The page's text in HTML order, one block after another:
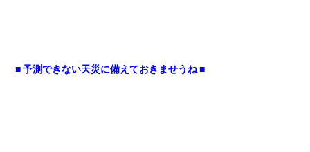
■ 予測できない天災に備えておきませうね ■